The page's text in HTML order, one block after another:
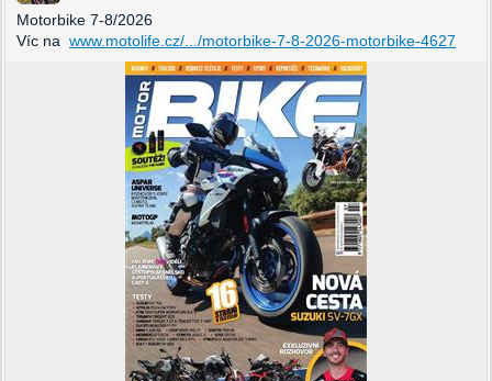
Motorbike 7-8/2026
Víc na www.motolife.cz/.../motorbike-7-8-2026-motorbike-4627